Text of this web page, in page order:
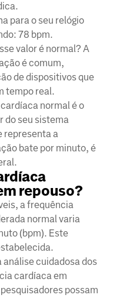
para o seu relógio
78 bpm.
valor é normal? A
é comum,
de dispositivos que
tempo real.
normal é o
do seu sistema
representa a
bate por minuto, é
repouso?
a frequência
normal varia
(bpm). Este
cuidadosa dos
cardíaca em
possam